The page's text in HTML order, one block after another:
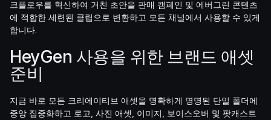
크플로우를 혁신하여 거친 초안을 판매 캠페인 및 에버그린 콘텐츠
에 적합한 세련된 클립으로 변환하고 모든 채널에서 사용할 수 있게
합니다.
HeyGen 사용을 위한 브랜드 애셋
준비
지금 바로 모든 크리에이티브 애셋을 명확하게 명명된 단일 폴더에
중앙 집중화하고 로고, 사진 애셋, 이미지, 보이스오버 및 팟캐스트